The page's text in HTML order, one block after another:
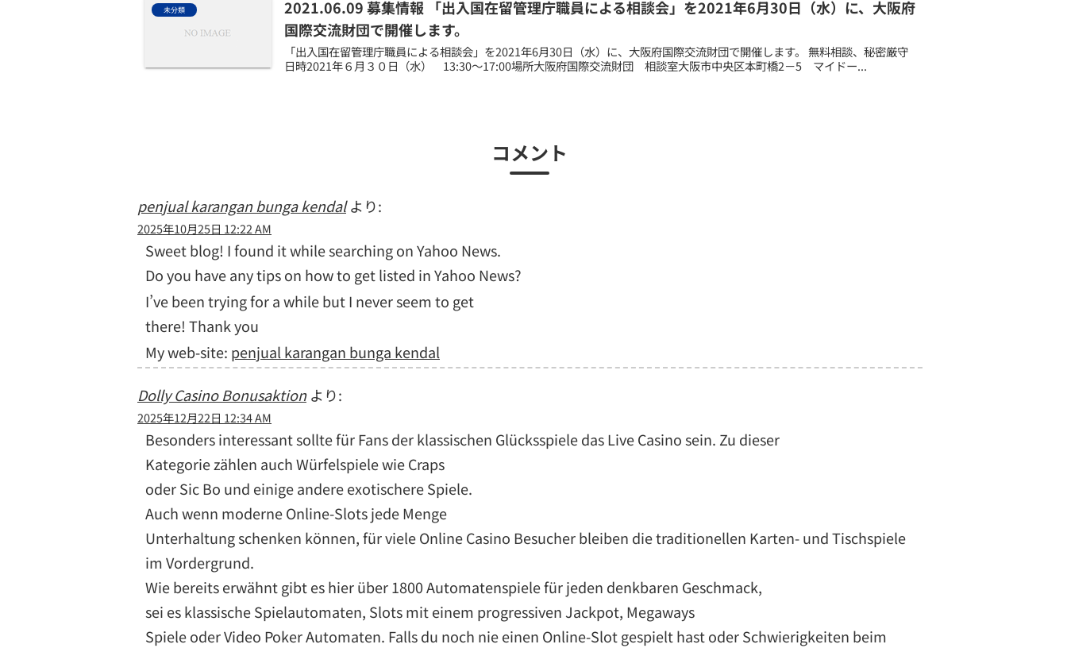
未分類
2021.06.09 募集情報 「出入国在留管理庁職員による相談会」を2021年6月30日（水）に、大阪府
国際交流財団で開催します。
「出入国在留管理庁職員による相談会」を2021年6月30日（水）に、大阪府国際交流財団で開催します。 無料相談、秘密厳守
日時2021年６月３０日（水） 13:30～17:00場所大阪府国際交流財団 相談室大阪市中央区本町橋2－5 マイドー...
コメント
penjual karangan bunga kendal​ より:
2025年10月25日 12:22 AM
Sweet blog! I found it while searching on Yahoo News.
Do you have any tips on how to get listed in Yahoo News?
I’ve been trying for a while but I never seem to get
there! Thank you
My web-site: penjual karangan bunga kendal​
Dolly Casino Bonusaktion より:
2025年12月22日 12:34 AM
Besonders interessant sollte für Fans der klassischen Glücksspiele das Live Casino sein. Zu dieser
Kategorie zählen auch Würfelspiele wie Craps
oder Sic Bo und einige andere exotischere Spiele.
Auch wenn moderne Online-Slots jede Menge
Unterhaltung schenken können, für viele Online Casino Besucher bleiben die traditionellen Karten- und Tischspiele
im Vordergrund.
Wie bereits erwähnt gibt es hier über 1800 Automatenspiele für jeden denkbaren Geschmack,
sei es klassische Spielautomaten, Slots mit einem progressiven Jackpot, Megaways
Spiele oder Video Poker Automaten. Falls du noch nie einen Online-Slot gespielt hast oder Schwierigkeiten beim